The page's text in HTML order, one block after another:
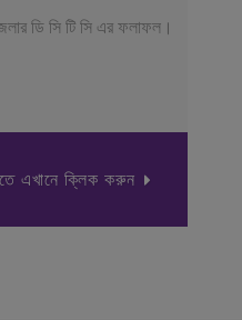
ডি সি টি সি এর ফলাফল।
এখানে ক্লিক করুন